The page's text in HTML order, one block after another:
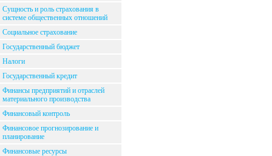
Сущность и роль страхования в
системе общественных отношений
Социальное страхование
Государственный бюджет
Налоги
Государственный кредит
Финансы предприятий и отраслей
материального производства
Финансовый контроль
Финансовое прогнозирование и
планирование
Финансовые ресурсы